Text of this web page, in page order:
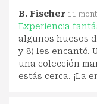
B. Fischer 11
Experiencia
algunos huesos
y 8) les encantó.
una colección
estás cerca. ¡La